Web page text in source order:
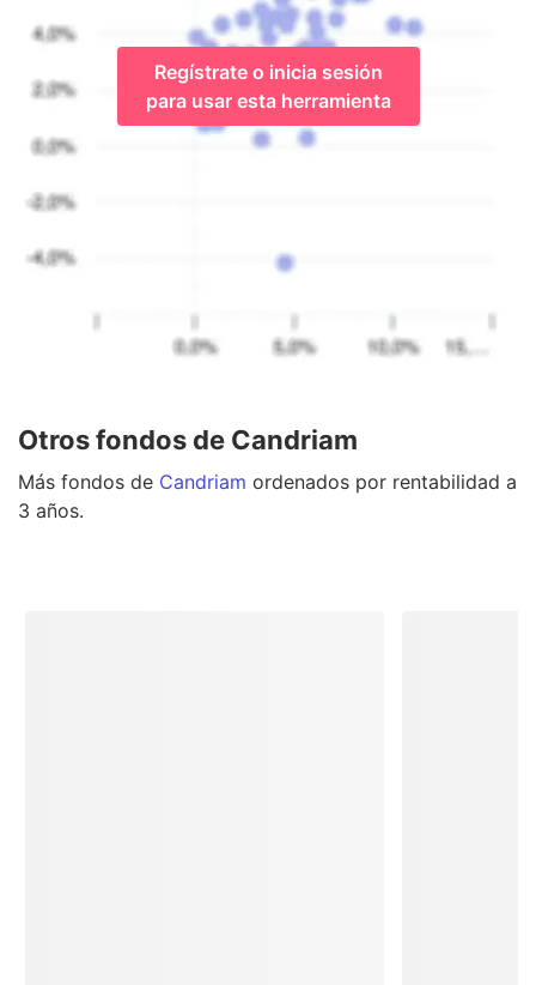
Regístrate o inicia sesión
para usar esta herramienta
Otros fondos de Candriam
Más fondos de Candriam ordenados por rentabilidad a
3 años.